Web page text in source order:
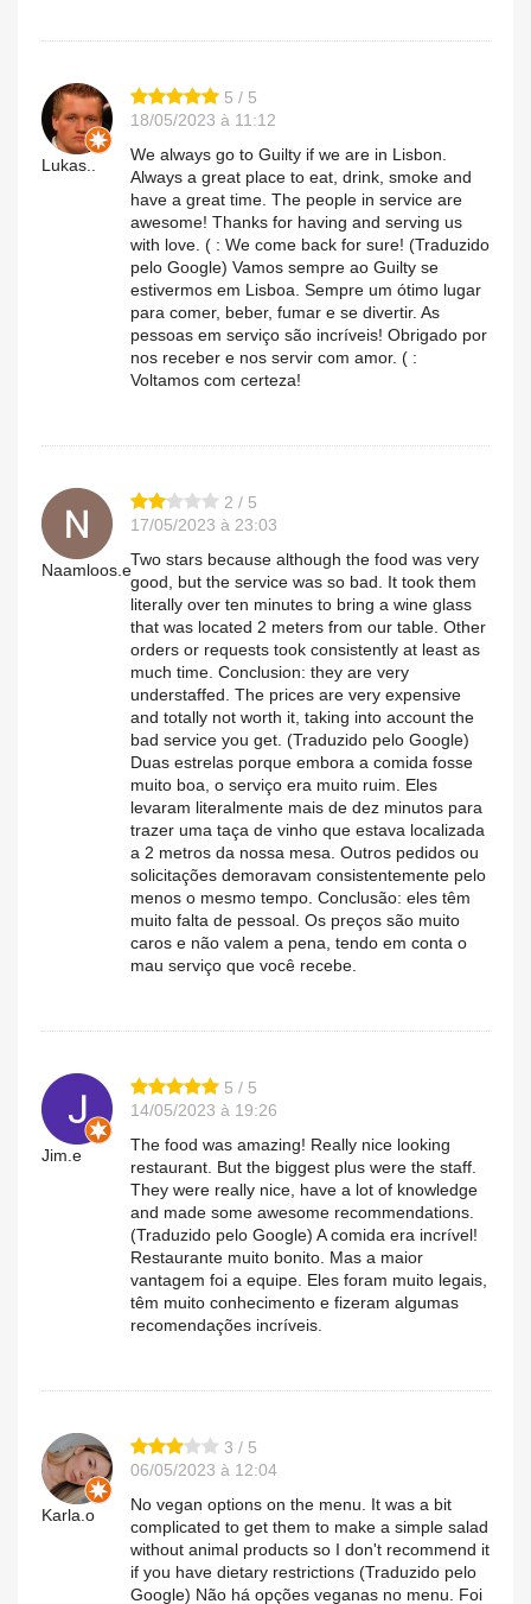
Lukas..
5 / 5
18/05/2023 à 11:12
We always go to Guilty if we are in Lisbon.
Always a great place to eat, drink, smoke and
have a great time. The people in service are
awesome! Thanks for having and serving us
with love. ( : We come back for sure! (Traduzido
pelo Google) Vamos sempre ao Guilty se
estivermos em Lisboa. Sempre um ótimo lugar
para comer, beber, fumar e se divertir. As
pessoas em serviço são incríveis! Obrigado por
nos receber e nos servir com amor. ( :
Voltamos com certeza!
Naamloos.e
2 / 5
17/05/2023 à 23:03
Two stars because although the food was very
good, but the service was so bad. It took them
literally over ten minutes to bring a wine glass
that was located 2 meters from our table. Other
orders or requests took consistently at least as
much time. Conclusion: they are very
understaffed. The prices are very expensive
and totally not worth it, taking into account the
bad service you get. (Traduzido pelo Google)
Duas estrelas porque embora a comida fosse
muito boa, o serviço era muito ruim. Eles
levaram literalmente mais de dez minutos para
trazer uma taça de vinho que estava localizada
a 2 metros da nossa mesa. Outros pedidos ou
solicitações demoravam consistentemente pelo
menos o mesmo tempo. Conclusão: eles têm
muito falta de pessoal. Os preços são muito
caros e não valem a pena, tendo em conta o
mau serviço que você recebe.
Jim.e
5 / 5
14/05/2023 à 19:26
The food was amazing! Really nice looking
restaurant. But the biggest plus were the staff.
They were really nice, have a lot of knowledge
and made some awesome recommendations.
(Traduzido pelo Google) A comida era incrível!
Restaurante muito bonito. Mas a maior
vantagem foi a equipe. Eles foram muito legais,
têm muito conhecimento e fizeram algumas
recomendações incríveis.
Karla.o
3 / 5
06/05/2023 à 12:04
No vegan options on the menu. It was a bit
complicated to get them to make a simple salad
without animal products so I don't recommend it
if you have dietary restrictions (Traduzido pelo
Google) Não há opções veganas no menu. Foi